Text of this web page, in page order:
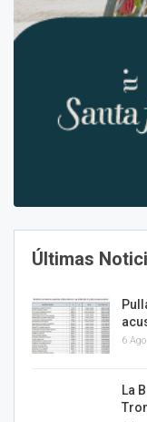
Últimas
6
La